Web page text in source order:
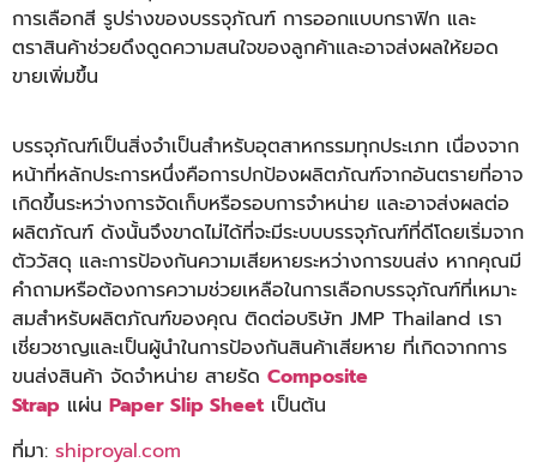
การเลือกสี รูปร่างของบรรจุภัณฑ์ การออกแบบกราฟิก และ
ตราสินค้าช่วยดึงดูดความสนใจของลูกค้าและอาจส่งผลให้ยอด
ขายเพิ่มขึ้น
บรรจุภัณฑ์เป็นสิ่งจำเป็นสำหรับอุตสาหกรรมทุกประเภท เนื่องจาก
หน้าที่หลักประการหนึ่งคือการปกป้องผลิตภัณฑ์จากอันตรายที่อาจ
เกิดขึ้นระหว่างการจัดเก็บหรือรอบการจำหน่าย และอาจส่งผลต่อ
ผลิตภัณฑ์ ดังนั้นจึงขาดไม่ได้ที่จะมีระบบบรรจุภัณฑ์ที่ดีโดยเริ่มจาก
ตัววัสดุ และการป้องกันความเสียหายระหว่างการขนส่ง หากคุณมี
คำถามหรือต้องการความช่วยเหลือในการเลือกบรรจุภัณฑ์ที่เหมาะ
สมสำหรับผลิตภัณฑ์ของคุณ ติดต่อบริษัท JMP Thailand เรา
เชี่ยวชาญและเป็นผู้นำในการป้องกันสินค้าเสียหาย ที่เกิดจากการ
ขนส่งสินค้า จัดจำหน่าย สายรัด Composite
Strap แผ่น Paper Slip Sheet เป็นต้น
ที่มา: shiproyal.com